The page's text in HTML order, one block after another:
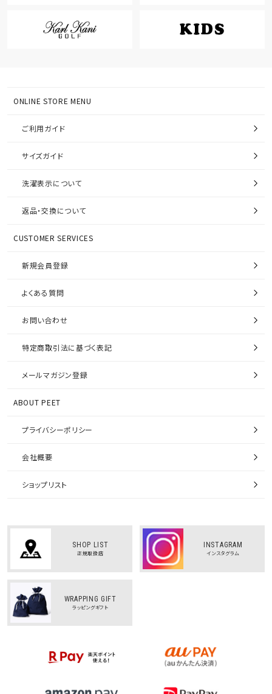
ONLINE STORE MENU
ご利用ガイド
サイズガイド
洗濯表示について
返品・交換について
CUSTOMER SERVICES
新規会員登録
よくある質問
お問い合わせ
特定商取引法に基づく表記
メールマガジン登録
ABOUT PEET
プライバシーポリシー
会社概要
ショップリスト
SHOP LIST
正規取扱店
INSTAGRAM
インスタグラム
WRAPPING GIFT
ラッピングギフト